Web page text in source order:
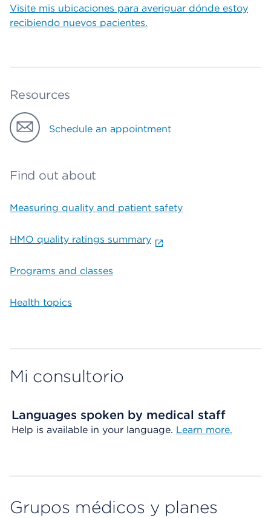
Visite mis ubicaciones para averiguar dónde estoy
recibiendo nuevos pacientes.
Resources
Schedule an appointment
Find out about
Measuring quality and patient safety
HMO quality ratings summary
Programs and classes
Health topics
Mi consultorio
Languages spoken by medical staff
Help is available in your language. Learn more.
Grupos médicos y planes